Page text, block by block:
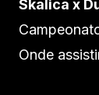
Skalica x
Onde